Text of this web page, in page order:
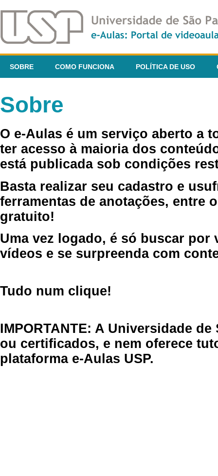
SOBRE COMO FUNCIONA POLÍTICA DE USO
Sobre
O e-Aulas é um serviço aberto a
ter acesso à maioria dos
está publicada sob condições
Basta realizar seu cadastro e
ferramentas de anotações, entre
gratuito!
Uma vez logado, é só buscar por
vídeos e se surpreenda com
Tudo num clique!
IMPORTANTE: A Universidade
ou certificados, e nem oferece
plataforma e-Aulas USP.